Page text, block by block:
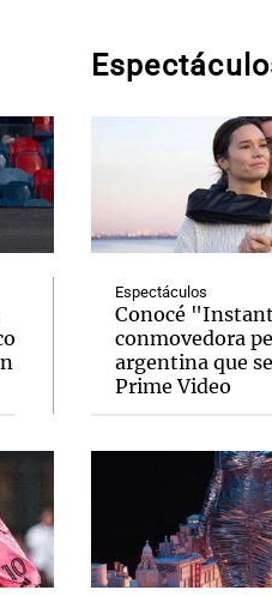
Espectáculos
Conocé
conmovedora
argentina que
Prime Video